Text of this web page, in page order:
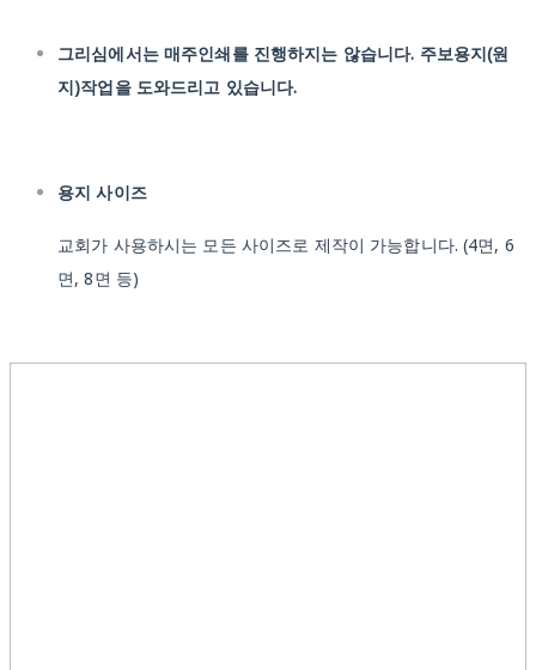
그리심에서는 매주인쇄를 진행하지는 않습니다. 주보용지(원
지)작업을 도와드리고 있습니다.
용지 사이즈
교회가 사용하시는 모든 사이즈로 제작이 가능합니다.(4면, 6
면, 8면 등)